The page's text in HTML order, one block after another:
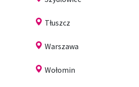
Tłuszcz
Warszawa
Wołomin